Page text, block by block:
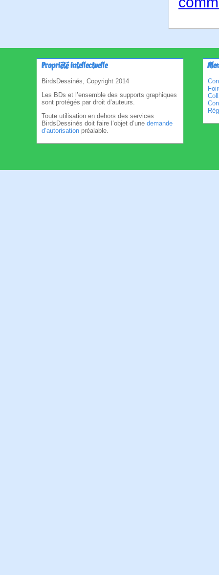
Propriété intellectuelle
BirdsDessinés, Copyright 2014
Les BDs et l’ensemble des supports graphiques
sont protégés par droit d’auteurs.
Toute utilisation en dehors des services
BirdsDessinés doit faire l’objet d’une demande
d’autorisation préalable.